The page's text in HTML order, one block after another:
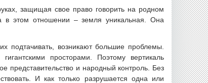
защищая свое право говорить на родном
в этом отношении – земля уникальная. Она
подтачивать, возникают большие проблемы.
просторами. Поэтому вертикаль
представительство и народный контроль. Без
И как только разрушается одна или